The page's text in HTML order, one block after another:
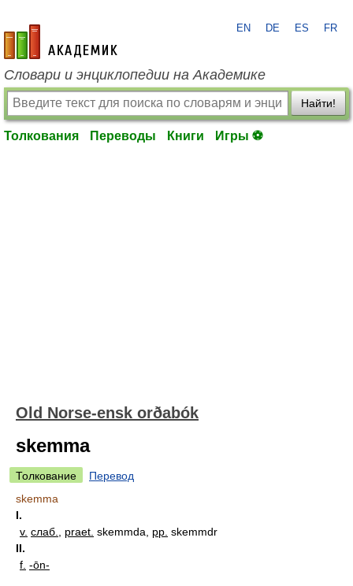
academic.ru
EN DE ES FR
Словари и энциклопедии на Академике
Найти!
Толкования Переводы Книги Игры ⚽
Old Norse-ensk orðabók
skemma
Толкование
Перевод
skemma
I.
v. слаб. praet. skemmda, pp. skemmdr
II.
f. -ōn-